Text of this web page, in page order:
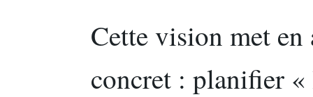
Cette vision met
concret : planifier